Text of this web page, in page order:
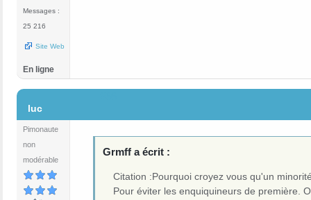
Messages :
25 216
Site Web
En ligne
luc
Pimonaute
non
modérable
Grmff a écrit :
Citation :Pourquoi croyez vous qu'un
Pour éviter les enquiquineurs de première.